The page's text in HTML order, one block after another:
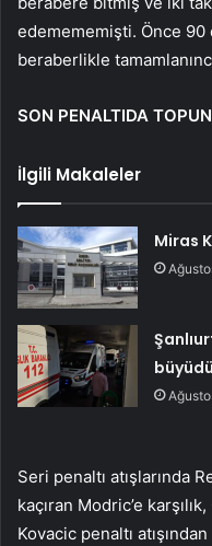
edemememişti. Önce 90
beraberlikle
SON PENALTIDA
İlgili Makaleler
Miras
Seri penaltı atışlarında
kaçıran Modric’e
Kovacic penaltı